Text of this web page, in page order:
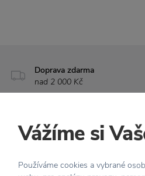
Doprava zdarma
nad 2 000 Kč
Vážíme si
Používáme cookies a vybrané